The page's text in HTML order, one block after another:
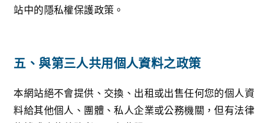
站中的隱私權保護政策。
五、與第三人共用個人資料之政策
本網站絕不會提供、交換、出租或出售任何您的個人資
料給其他個人、團體、私人企業或公務機關，但有法律